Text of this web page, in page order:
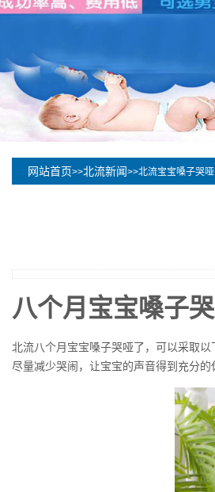
网站首页>>北流新闻>>北流宝宝嗓子哭
八个月宝宝嗓子
北流八个月宝宝嗓子哭哑了，可以采取
尽量减少哭闹，让宝宝的声音得到充分